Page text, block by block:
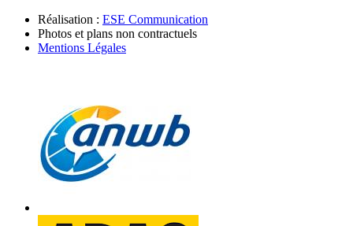
Réalisation : ESE Communication
Photos et plans non contractuels
Mentions Légales